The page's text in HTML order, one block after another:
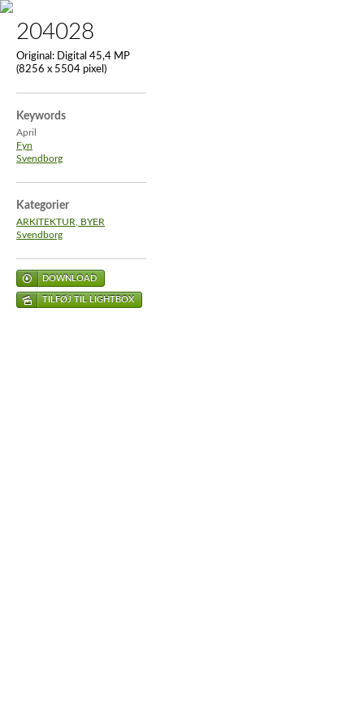
204028
Original: Digital 45,4 MP
(8256 x 5504 pixel)
Keywords
April
Fyn
Svendborg
Kategorier
ARKITEKTUR, BYER
Svendborg
DOWNLOAD
TILFØJ TIL LIGHTBOX